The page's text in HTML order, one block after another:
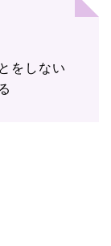
をしない